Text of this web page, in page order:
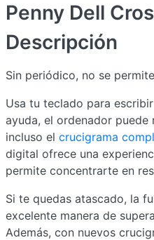
Penny Dell
Descripción
Sin periódico, no se
Usa tu teclado para
ayuda, el ordenador puede
incluso el crucigrama
digital ofrece una
permite concentrarte en
Si te quedas atascado, la
excelente manera de
Además, con nuevos